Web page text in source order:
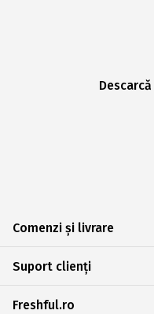
Comenzi și livrare
Suport clienți
Freshful.ro